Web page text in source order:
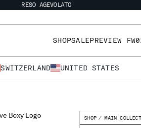
RESO AGEVOLATO
SHOPSALEPREVIEW
SWITZERLAND UNITED STATES
SHOP MAIN